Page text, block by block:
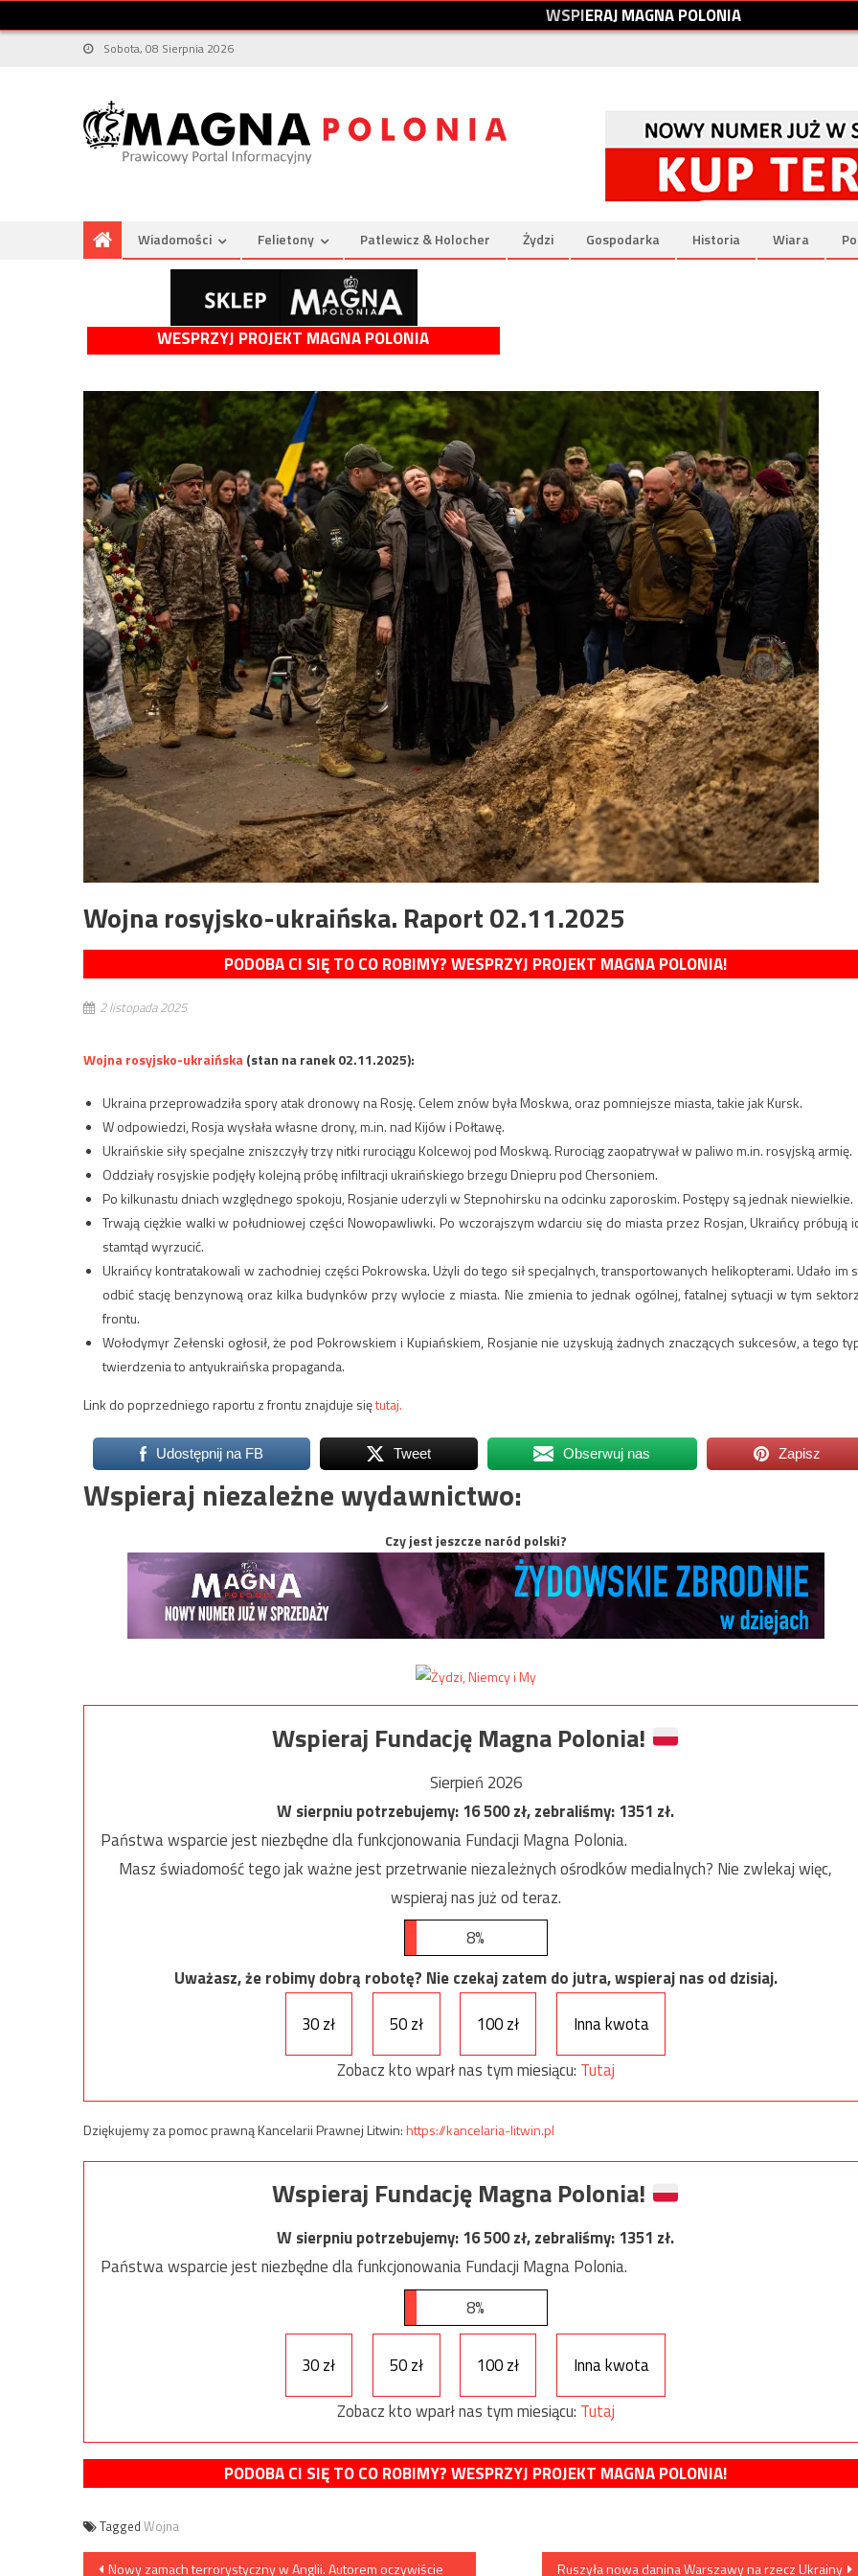
WSPIERAJMAGNAPOLONIA
Sobota, 08 Sierpnia 2026
Wiadomości Felietony Patlewicz & Holocher Żydzi Gospodarka Historia Wiara
WESPRZYJ PROJEKT MAGNA POLONIA
Wojna rosyjsko-ukraińska. Raport 02.11.2025
PODOBA CI SIĘ TO CO ROBIMY? WESPRZYJ PROJEKT MAGNA POLONIA!
2 listopada 2025
Wojna rosyjsko-ukraińska(stan na ranek 02.11.2025):
Ukraina przeprowadziła spory atak dronowy na Rosję. Celem znów była Moskwa, oraz pomniejsze miasta, takie jak Kursk.
W odpowiedzi, Rosja wysłała własne drony, m.in. nad Kijów i Połtawę.
Ukraińskie siły specjalne zniszczyły trzy nitki rurociągu Kolcewoj pod Moskwą. Rurociąg zaopatrywał w paliwo m.in. rosyjską armię.
Oddziały rosyjskie podjęły kolejną próbę infiltracji ukraińskiego brzegu Dniepru pod Chersoniem.
Po kilkunastu dniach względnego spokoju, Rosjanie uderzyli w Stepnohirsku na odcinku zaporoskim. Postępy są jednak niewielkie.
Trwają ciężkie walki w południowej części Nowopawliwki. Po wczorajszym wdarciu się do miasta przez Rosjan, Ukraińcy próbują
stamtąd wyrzucić.
Ukraińcy kontratakowali w zachodniej części Pokrowska. Użyli do tego sił specjalnych, transportowanych helikopterami. Udało im
odbić stację benzynową oraz kilka budynków przy wylocie z miasta. Nie zmienia to jednak ogólnej, fatalnej sytuacji w tym
frontu.
Wołodymyr Zełenski ogłosił, że pod Pokrowskiem i Kupiańskiem, Rosjanie nie uzyskują żadnych znaczących sukcesów, a tego
twierdzenia to antyukraińska propaganda.
Link do poprzedniego raportu z frontu znajduje siętutaj.
Udostępnij na FB Tweet Obserwuj nas Zapisz
Wspieraj niezależne wydawnictwo:
Czy jest jeszcze naród polski?
Wspieraj Fundację Magna Polonia!
Sierpień 2026
W sierpniu potrzebujemy:16 500zł, zebraliśmy:1351 zł.
Państwa wsparcie jest niezbędne dla funkcjonowania Fundacji Magna Polonia.
Masz świadomość tego jak ważne jest przetrwanie niezależnych ośrodków medialnych? Nie zwlekaj więc,
wspieraj nas już od teraz.
8%
Uważasz, że robimy dobrą robotę? Nie czekaj zatem do jutra, wspieraj nas od dzisiaj.
30 zł
50 zł 100 zł
Inna kwota
Zobacz kto wparł nas tym miesiącu: Tutaj
Dziękujemy za pomoc prawną Kancelarii Prawnej Litwin:https://kancelaria-litwin.pl
Wspieraj Fundację Magna Polonia!
W sierpniu potrzebujemy:16 500zł, zebraliśmy:1351 zł.
Państwa wsparcie jest niezbędne dla funkcjonowania Fundacji Magna Polonia.
8%
30 zł 50 zł 100 zł
Inna kwota
Zobacz kto wparł nas tym miesiącu: Tutaj
PODOBA CI SIĘ TO CO ROBIMY? WESPRZYJ PROJEKT MAGNA POLONIA!
Tagged Wojna
Nowy zamach terrorystyczny w Anglii. Autorem oczywiście Ruszyła nowa danina Warszawy na rzecz Ukrainy